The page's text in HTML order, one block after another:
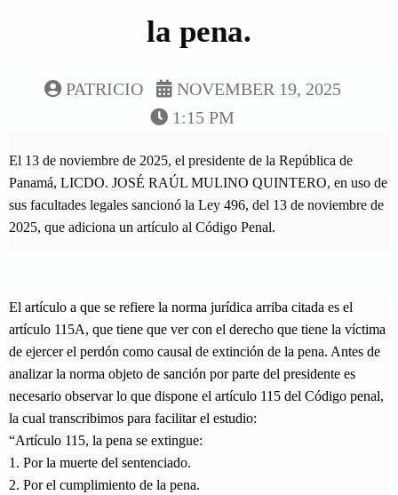
la pena.
PATRICIO
NOVEMBER 19, 2025
1:15 PM
El 13 de noviembre de 2025, el presidente de la República de
Panamá, LICDO. JOSÉ RAÚL MULINO QUINTERO, en uso de
sus facultades legales sancionó la Ley 496, del 13 de noviembre de
2025, que adiciona un artículo al Código Penal.
El artículo a que se refiere la norma jurídica arriba citada es el
artículo 115A, que tiene que ver con el derecho que tiene la víctima
de ejercer el perdón como causal de extinción de la pena. Antes de
analizar la norma objeto de sanción por parte del presidente es
necesario observar lo que dispone el artículo 115 del Código penal,
la cual transcribimos para facilitar el estudio:
“Artículo 115, la pena se extingue:
1. Por la muerte del sentenciado.
2. Por el cumplimiento de la pena.